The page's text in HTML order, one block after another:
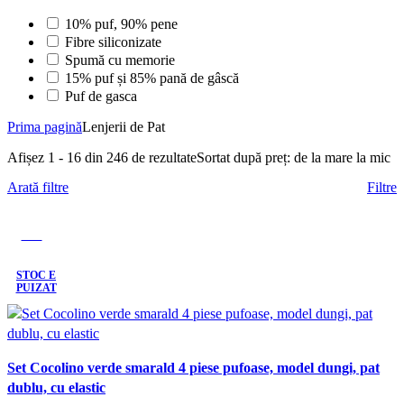
10% puf, 90% pene
Fibre siliconizate
Spumă cu memorie
15% puf și 85% pană de gâscă
Puf de gasca
Prima paginăLenjerii de Pat
Afișez 1 - 16 din 246 de rezultateSortat după preț: de la mare la mic
Arată filtre
Filtre
STOC E
PUIZAT
Set Cocolino verde smarald 4 piese pufoase, model dungi, pat
dublu, cu elastic